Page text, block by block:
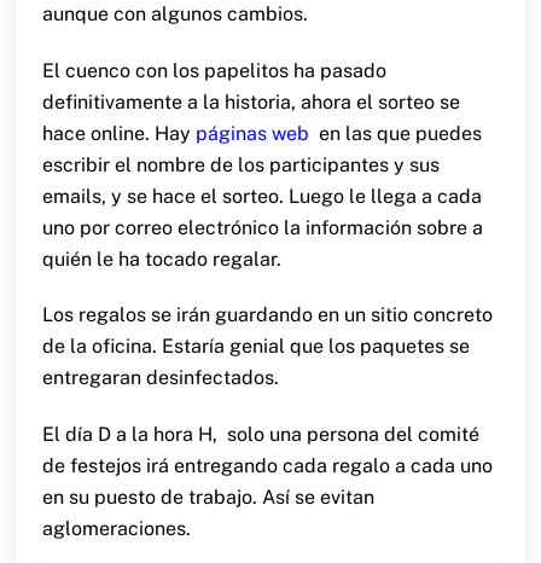
aunque con algunos cambios.
El cuenco con los papelitos ha pasado
definitivamente a la historia, ahora el sorteo se
hace online. Hay páginas web en las que puedes
escribir el nombre de los participantes y sus
emails, y se hace el sorteo. Luego le llega a cada
uno por correo electrónico la información sobre a
quién le ha tocado regalar.
Los regalos se irán guardando en un sitio concreto
de la oficina. Estaría genial que los paquetes se
entregaran desinfectados.
El día D a la hora H, solo una persona del comité
de festejos irá entregando cada regalo a cada uno
en su puesto de trabajo. Así se evitan
aglomeraciones.